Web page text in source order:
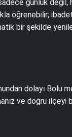
günlük değil,
öğrenebilir;
bir şekilde
dolayı Bolu
ve doğru ilçeyi